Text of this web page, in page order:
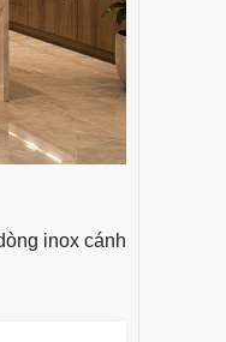
inox cánh